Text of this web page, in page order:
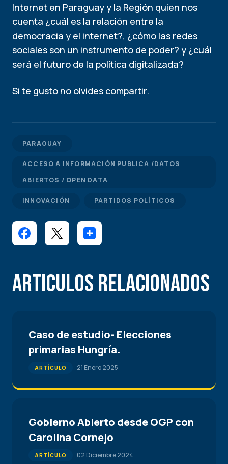
Internet en Paraguay y la Región quien nos
cuenta ¿cuál es la relación entre la
democracia y el internet?, ¿cómo las redes
sociales son un instrumento de poder? y ¿cuál
será el futuro de la política digitalizada?
Si te gusto no olvides compartir.
PARAGUAY
ACCESO A INFORMACIÓN PUBLICA /DATOS
ABIERTOS / OPEN DATA
INNOVACIÓN PARTIDOS POLÍTICOS
Articulos Relacionados
Caso de estudio- Elecciones
primarias Hungría.
ARTÍCULO 21 Enero 2025
Gobierno Abierto desde OGP con
Carolina Cornejo
ARTÍCULO 02 Diciembre 2024